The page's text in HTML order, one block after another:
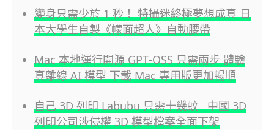
變身只需少於 1 秒！ 特攝迷終極夢想成真 日
本大學生自製《幪面超人》自動腰帶
Mac 本地運行開源 GPT‑OSS 只需兩步 體驗
真離線 AI 模型 下載 Mac 專用版更加暢順
自己 3D 列印 Labubu 只需十幾蚊 中國 3D
列印公司涉侵權 3D 模型檔案全面下架